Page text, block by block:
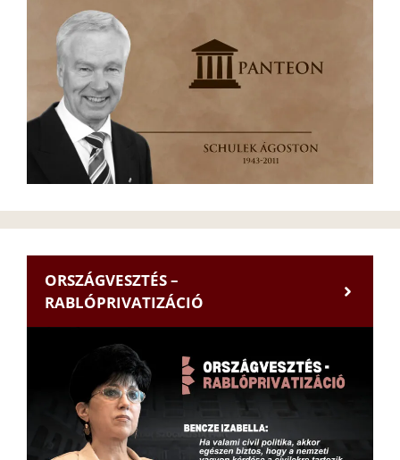
ORSZÁGVESZTÉS –
RABLÓPRIVATIZÁCIÓ